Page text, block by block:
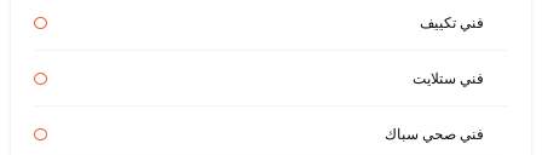
فني تكييف
فني ستلايت
فني صحي سباك